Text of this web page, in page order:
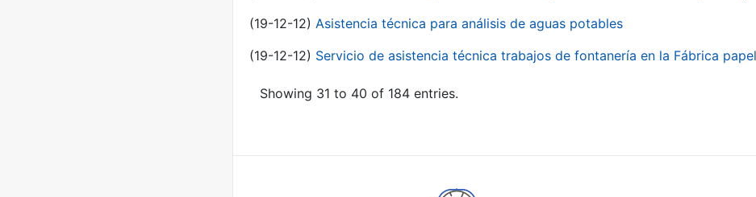
(19-12-12) Asistencia técnica para análisis de aguas potables
(19-12-12) Servicio de asistencia técnica trabajos de fontanería en la Fábrica
Showing 31 to 40 of 184 entries.